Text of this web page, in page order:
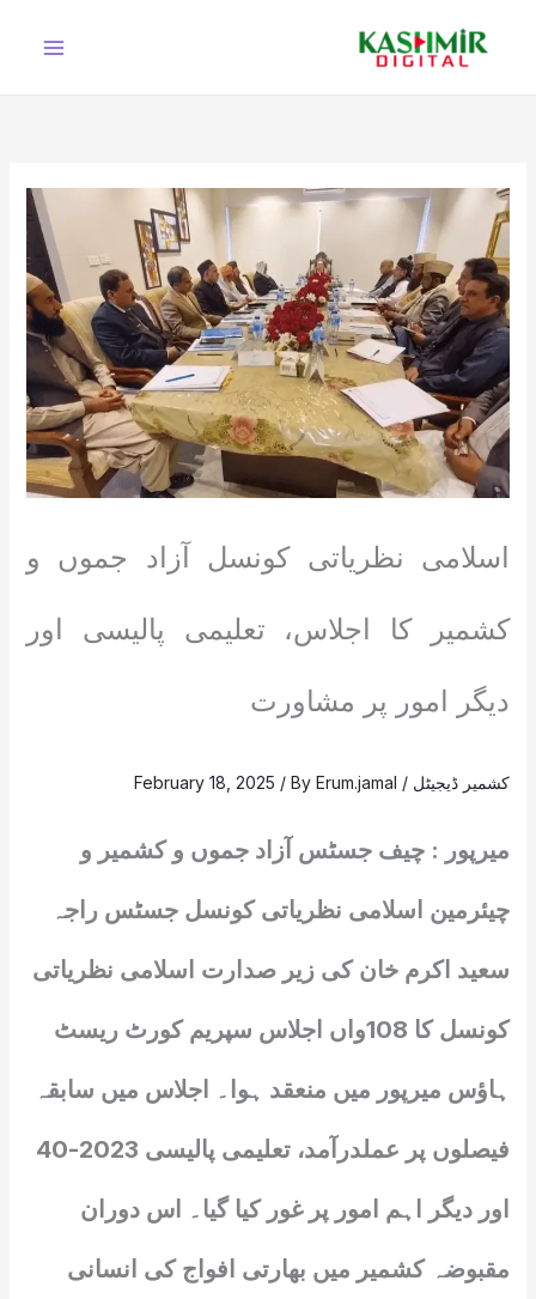
اسلامی نظریاتی کونسل آزاد جموں و
کشمیر کا اجلاس، تعلیمی پالیسی اور
دیگر امور پر مشاورت
کشمیر ڈیجیٹل /
February 18, 2025 / ByErum.jamal
میرپور : چیف جسٹس آزاد جموں و کشمیر و
چیئرمین اسلامی نظریاتی کونسل جسٹس راجہ
سعید اکرم خان کی زیر صدارت اسلامی نظریاتی
کونسل کا 108واں اجلاس سپریم کورٹ ریسٹ
ہاؤس میرپور میں منعقد ہوا۔ اجلاس میں سابقہ
فیصلوں پر عملدرآمد، تعلیمی پالیسی 2023-40
اور دیگر اہم امور پر غور کیا گیا۔ اس دوران
مقبوضہ کشمیر میں بھارتی افواج کی انسانی